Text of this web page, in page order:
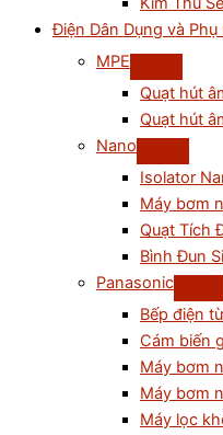
Điện Dân Dụng và Phụ
MPE
Quạt hút
Quạt hút
Nano
Isolator
Máy bơm
Quạt Tích
Bình Đun
Panasonic
Bếp điện từ
Cám biến
Máy bơm
Máy bơm
Máy lọc